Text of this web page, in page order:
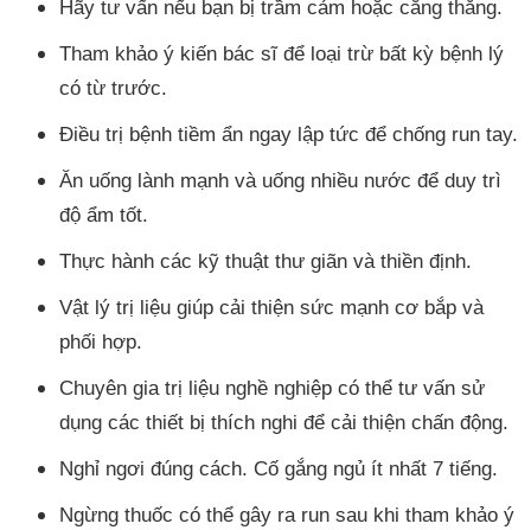
Hãy tư vấn nếu bạn bị trầm cảm hoặc căng thẳng.
Tham khảo ý kiến bác sĩ để loại trừ bất kỳ bệnh lý
có từ trước.
Điều trị bệnh tiềm ẩn ngay lập tức để chống run tay.
Ăn uống lành mạnh và uống nhiều nước để duy trì
độ ẩm tốt.
Thực hành các kỹ thuật thư giãn và thiền định.
Vật lý trị liệu giúp cải thiện sức mạnh cơ bắp và
phối hợp.
Chuyên gia trị liệu nghề nghiệp có thể tư vấn sử
dụng các thiết bị thích nghi để cải thiện chấn động.
Nghỉ ngơi đúng cách. Cố gắng ngủ ít nhất 7 tiếng.
Ngừng thuốc có thể gây ra run sau khi tham khảo ý